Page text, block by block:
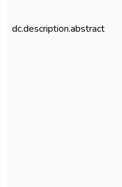
dc.description.abstract